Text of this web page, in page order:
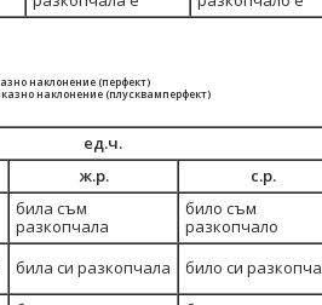
наклонение (перфект)
наклонение (плусквамперфект)
ед.ч.
ж.р.
с.р.
била съм
разкопчала
било съм
разкопчало
била си разкопчала
било си